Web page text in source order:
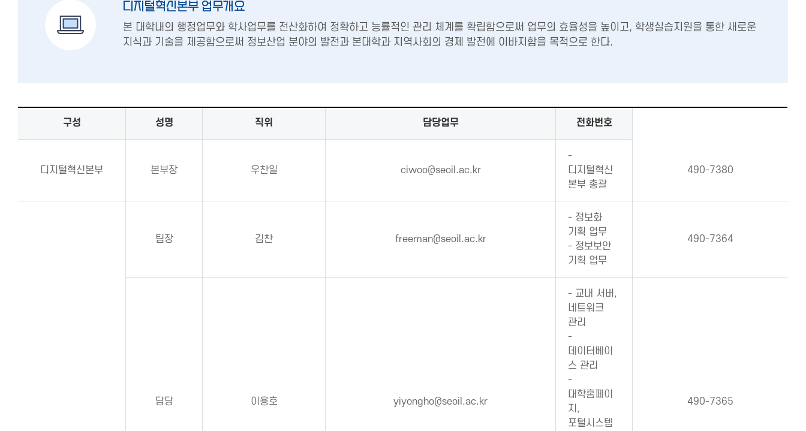
디지털혁신본부 업무개요
본 대학내의 행정업무와 학사업무를 전산화하여 정확하고 능률적인 관리 체계를 확립함으로써 업무의 효율성을 높이고, 학생실습지원을 통한 새로운
지식과 기술을 제공함으로써 정보산업 분야의 발전과 본대학과 지역사회의 경제 발전에 이바지함을 목적으로 한다.
구성 성명 직위 담당업무 전화번호
디지털혁신본부 본부장 우찬일 ciwoo@seoil.ac.kr
-
디지털혁신
본부 총괄
490-7380
팀장 김찬 freeman@seoil.ac.kr
- 정보화
기획 업무
- 정보보안
기획 업무
490-7364
담당 이용호 yiyongho@seoil.ac.kr
- 교내 서버,
네트워크
관리
-
데이터베이
스 관리
-
대학홈페이
지,
포털시스템
490-7365